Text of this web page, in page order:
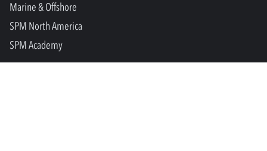
Marine & Offshore
SPM North America
SPM Academy